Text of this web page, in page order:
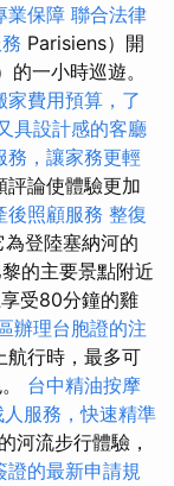
業保障 聯合法律
Parisiens）開
一小時巡遊。
家費用預算，了
具設計感的客廳
務，讓家務更輕
評論使體驗更加
後照顧服務 整復
登陸塞納河的
的主要景點附近
受80分鐘的雞​​
辦理台胞證的注
航行時，最多可
台中精油按摩
服務，快速精準
河流步行體驗，
證的最新申請規